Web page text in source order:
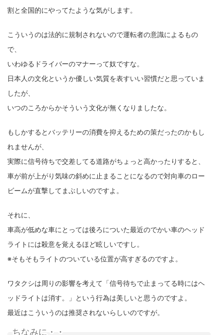
割と全国的にやってたような気がします。
こういうのは法的に規制されないので運転者の意識によるもの
で、
いわゆるドライバーのマナーって奴ですな。
日本人の文化というか優しい気質を表すいい習慣だと思っていま
したが、
いつのころからかそういう文化が無くなりましたな。
もしかするとバッテリーの消費を抑えるための策だったのかもし
れませんが、
実際に信号待ちで交差してる道路がちょっと高かったりすると、
車が前が上がり気味の斜めに止まることになるので対向車のロー
ビームが直撃してまぶしいのですよ。
それに、
車高が低めな車にとっては後ろについた最近のでかい車のヘッド
ライトには殺意を覚えるほど眩しいですし。
※そもそもライトのついている位置が高すぎるのですよ。
ワタクシは周りの影響を考えて「信号待ちで止まってる時にはヘ
ッドライトは消す。」という行為は美しいと思うのですよ。
最近はこういうのは推奨されないらしいのですが。
ちなみに・・